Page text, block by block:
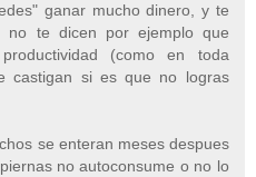
ganar mucho dinero, y te
no te dicen por ejemplo que
(como en toda
castigan si es que no logras
se enteran meses despues
no autoconsume o no lo